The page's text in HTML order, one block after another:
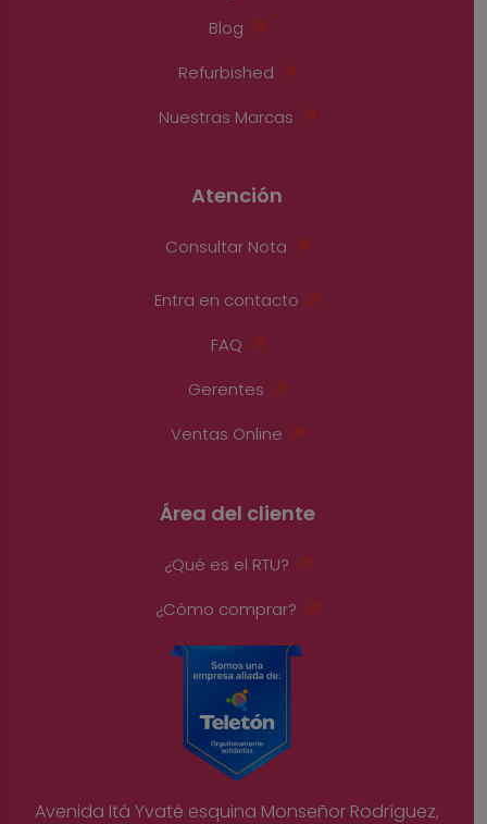
Blog
Refurbished
Nuestras Marcas
Atención
Consultar Nota
Entra en contacto
FAQ
Gerentes
Ventas Online
Área del cliente
¿Qué es el RTU?
¿Cómo comprar?
Avenida Itá Yvaté esquina Monseñor Rodríguez,